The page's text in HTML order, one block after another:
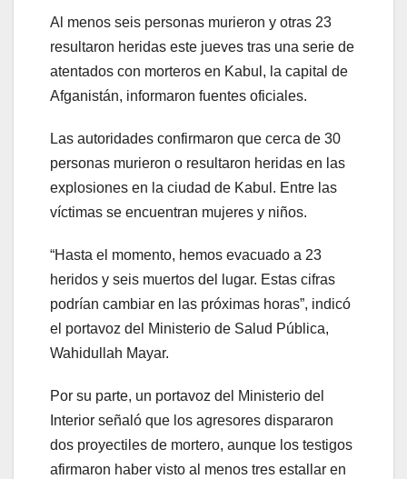
Al menos seis personas murieron y otras 23
resultaron heridas este jueves tras una serie de
atentados con morteros en Kabul, la capital de
Afganistán, informaron fuentes oficiales.
Las autoridades confirmaron que cerca de 30
personas murieron o resultaron heridas en las
explosiones en la ciudad de Kabul. Entre las
víctimas se encuentran mujeres y niños.
“Hasta el momento, hemos evacuado a 23
heridos y seis muertos del lugar. Estas cifras
podrían cambiar en las próximas horas”, indicó
el portavoz del Ministerio de Salud Pública,
Wahidullah Mayar.
Por su parte, un portavoz del Ministerio del
Interior señaló que los agresores dispararon
dos proyectiles de mortero, aunque los testigos
afirmaron haber visto al menos tres estallar en